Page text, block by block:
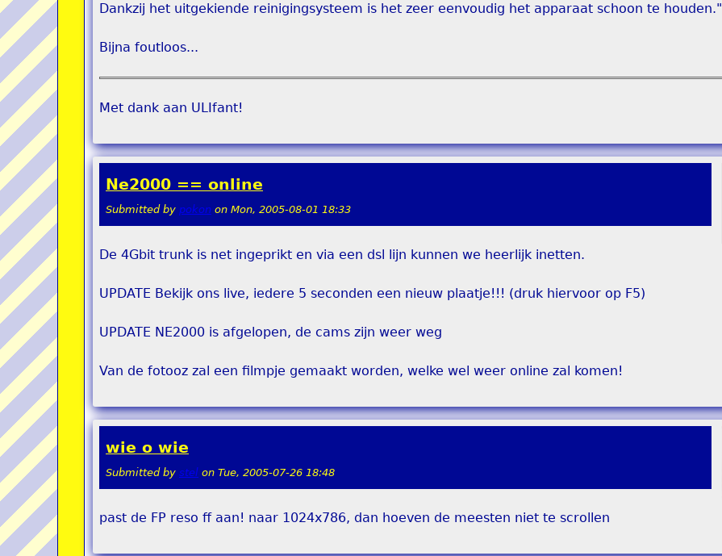
Dankzij het uitgekiende reinigingsysteem is het zeer eenvoudig het apparaat schoon te houden."
Bijna foutloos...
Met dank aan ULIfant!
Ne2000 == online
Submitted by pokon on Mon, 2005-08-01 18:33
De 4Gbit trunk is net ingeprikt en via een dsl lijn kunnen we heerlijk inetten.
UPDATE Bekijk ons live, iedere 5 seconden een nieuw plaatje!!! (druk hiervoor op F5)
UPDATE NE2000 is afgelopen, de cams zijn weer weg
Van de fotooz zal een filmpje gemaakt worden, welke wel weer online zal komen!
wie o wie
Submitted by stel on Tue, 2005-07-26 18:48
past de FP reso ff aan! naar 1024x786, dan hoeven de meesten niet te scrollen